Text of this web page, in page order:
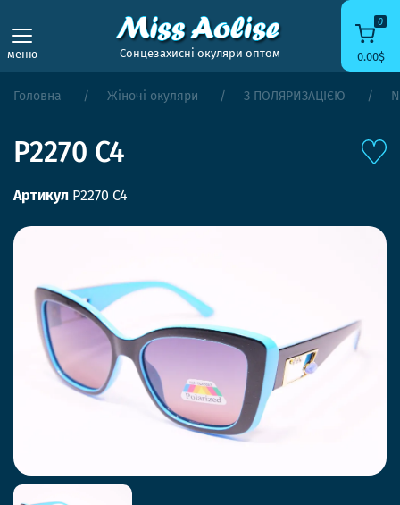
меню Сонцезахисні окуляри оптом
0
0.00$
Головна Жіночі окуляри З ПОЛЯРИЗАЦІЄЮ
P2270 С4
Артикул P2270 С4